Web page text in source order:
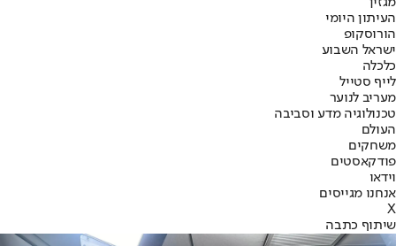
העיתון היומי
הורוסקופ
ישראל השבוע
כלכלה
לייף סטייל
מעריב לנוער
טכנולוגיה מדע וסביבה
העולם
משחקים
פודקאסטים
וידאו
אנחנו מגייסים
X
שיתוף כתבה